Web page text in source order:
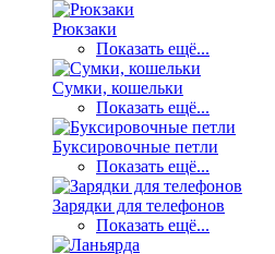
Рюкзаки
Показать ещё...
Сумки, кошельки
Показать ещё...
Буксировочные петли
Показать ещё...
Зарядки для телефонов
Показать ещё...